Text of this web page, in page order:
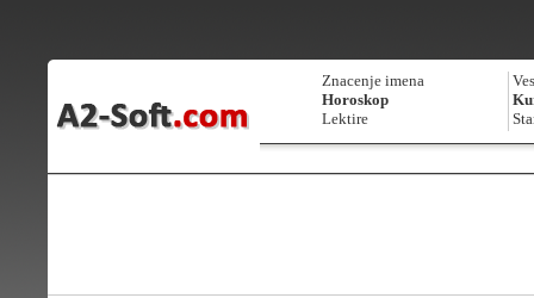
Znacenje imena
Horoskop
Lektire